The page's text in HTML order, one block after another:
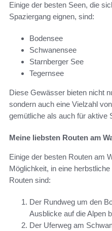
Einige der besten Seen, die
Spaziergang eignen, sind:
Bodensee
Schwanensee
Starnberger See
Tegernsee
Diese Gewässer bieten nicht
sondern auch eine Vielzahl
gemütliche als auch für aktive
Meine liebsten Routen am
Einige der besten Routen am
Möglichkeit, in eine
Routen sind:
Der Rundweg um den
Ausblicke auf die Alpen
Der Uferweg am